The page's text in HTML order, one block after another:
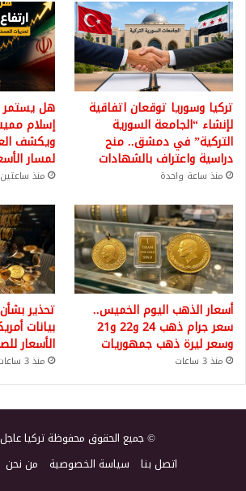
تركيا وسوريا توقعان اتفاقية
لإنشاء “الجامعة السورية
التركية” في دمشق.. منح
دراسية واعتراف بالشهادات
منذ ساعة واحدة
هل يستمر
إسلام
ويكشف
لمسار
منذ ساعتين
أسعار الذهب اليوم الخميس..
سعر جرام ذهب 24 و22 و21
وسعر ليرة ذهب جمهوريات
منذ 3 ساعات
تحذير
بيانات
الأسعار
منذ 3 ساعات
© جميع الحقوق محفوظة تركيا عاجل 2026
اتصل بنا سياسة الخصوصية من نحن